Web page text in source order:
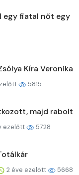
egy fiatal nőt egy
Kíra Veronika
5815
majd rabolt
ezelőtt 5728
2 éve ezelőtt 5668